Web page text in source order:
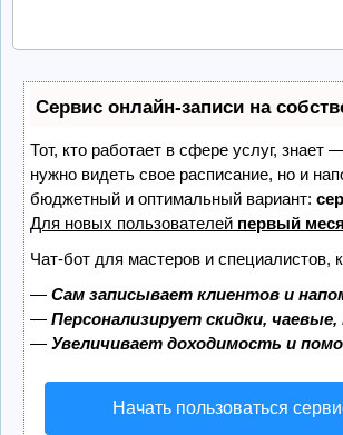
Сервис онлайн-записи на
Тот, кто работает в сфере услуг, знает
нужно видеть свое расписание, но и
бюджетный и оптимальный вариант:
Для новых пользователей первый
Чат-бот для мастеров и специалистов,
— Сам записывает клиентов и
— Персонализирует скидки,
— Увеличивает доходимость и
Начать пользоваться